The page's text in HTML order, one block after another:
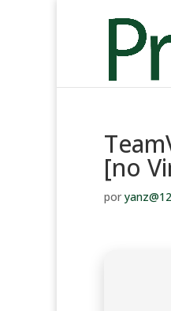
[no
por